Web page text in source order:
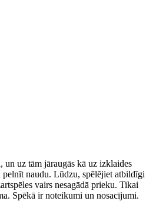
un uz tām jāraugās kā uz izklaides
naudu. Lūdzu, spēlējiet atbildīgi
vairs nesagādā prieku. Tikai
Spēkā ir noteikumi un nosacījumi.